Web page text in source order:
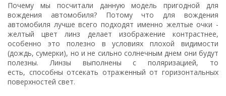
Почему мы посчитали данную модель пригодной для
вождения автомобиля? Потому что для вождения
автомобиля лучше всего подходят именно желтые очки -
желтый цвет линз делает изображение контрастнее,
особенно это полезно в условиях плохой видимости
(дождь, сумерки), но и не сильно солнечным днем они будут
полезны. Линзы выполнены с поляризацией, то
есть, способны отсекать отраженный от горизонтальных
поверхностей свет.